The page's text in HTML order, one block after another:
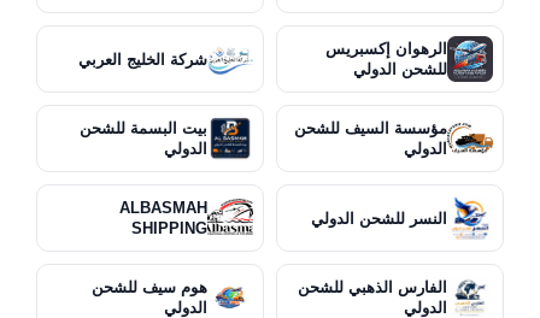
الرهوان إكسبريس
للشحن الدولي
شركة الخليج العربي
مؤسسة السيف للشحن
الدولي
بيت البسمة للشحن
الدولي
النسر للشحن الدولي
ALBASMAH
SHIPPING
الفارس الذهبي للشحن
الدولي
هوم سيف للشحن
الدولي